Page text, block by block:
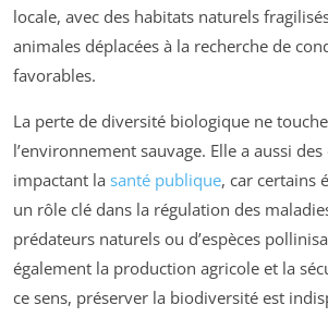
locale, avec des habitats naturels
animales déplacées à la recherche de
favorables.
La perte de diversité biologique ne
l’environnement sauvage. Elle a aussi
impactant la santé publique, car certains
un rôle clé dans la régulation des
prédateurs naturels ou d’espèces
également la production agricole et la
ce sens, préserver la biodiversité est